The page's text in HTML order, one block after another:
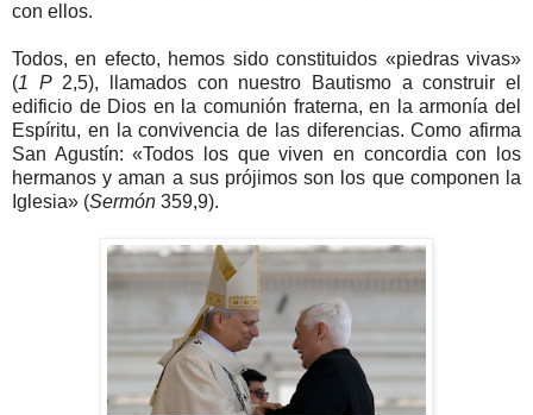
con ellos.
Todos, en efecto, hemos sido constituidos «piedras vivas»
(1 P2,5), llamados con nuestro Bautismo a construir el
edificio de Dios en la comunión fraterna, en la armonía del
Espíritu, en la convivencia de las diferencias. Como afirma
San Agustín: «Todos los que viven en concordia con los
hermanos y aman a sus prójimos son los que componen la
Iglesia» (Sermón 359,9).